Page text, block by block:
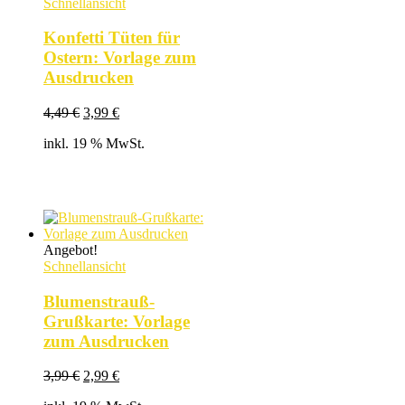
Konfetti Tüten für
Ostern: Vorlage zum
Ausdrucken
4,49€ Ursprünglicher
war:
3,99 €Aktueller
ist:
inkl. 19 % MwSt.
Angebot!
Schnellansicht
Blumenstrauß-
Grußkarte: Vorlage
zum Ausdrucken
3,99€ Ursprünglicher
2,99 €Aktueller